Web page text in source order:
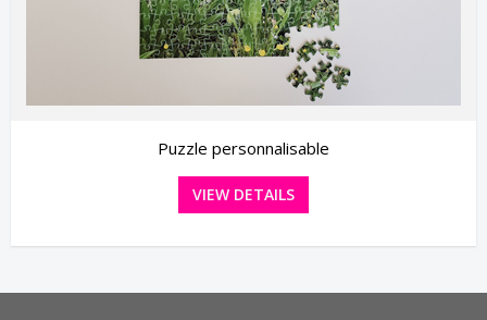
Puzzle personnalisable
VIEW DETAILS